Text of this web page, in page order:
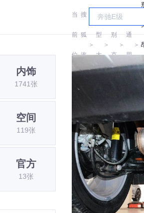
当
前
位
搜
狐
汽
车
＞
车
型
大
全
＞
别
克
＞
通
用
＞
内饰
1741张
空间
119张
官方
13张